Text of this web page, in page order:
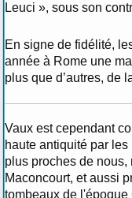
Leuci », sous son
En signe de fidélité,
année à Rome une
plus que d’autres, de
Vaux est cependant
haute antiquité par
plus proches de
Maconcourt, et aussi
tombeaux de